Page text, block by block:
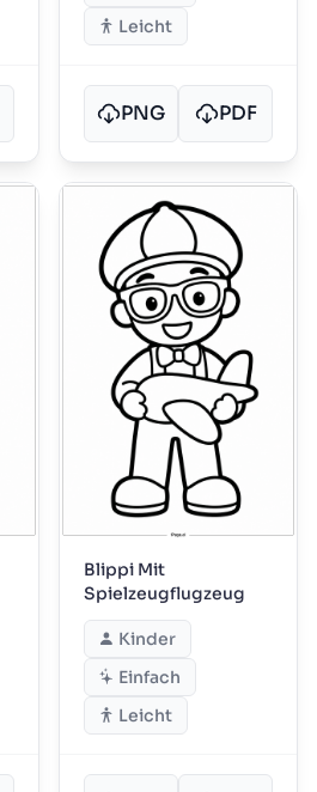
Leicht
PNG PDF
Blippi Mit
Spielzeugflugzeug
Kinder
Einfach
Leicht